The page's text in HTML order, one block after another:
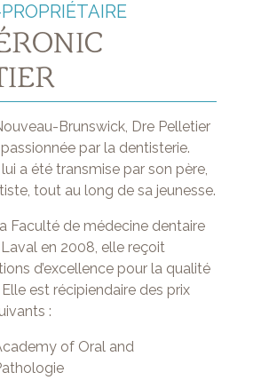
Brunswick, Dre Pelletier
par la dentisterie.
a été transmise par son père,
tout au long de sa jeunesse.
Faculté de médecine dentaire
Laval en 2008, elle reçoit
d’excellence pour la qualité
est récipiendaire des prix
:
of Oral and